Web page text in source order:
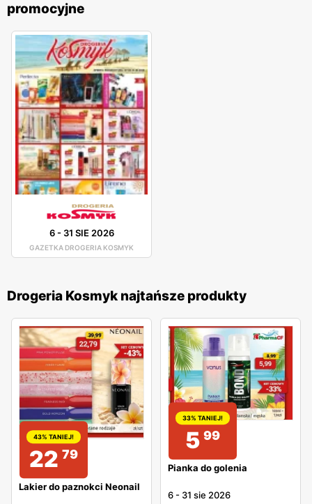
promocyjne
6- 31 SIE 2026
GAZETKA DROGERIA KOSMYK
Drogeria Kosmyk najtańsze produkty
43% TANIEJ!
22 79
Lakier do paznokci Neonail
33% TANIEJ!
5 99
Pianka do golenia
6 - 31 sie 2026